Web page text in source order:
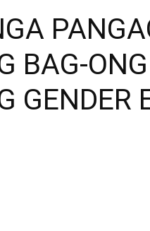
BAG-
GENDER